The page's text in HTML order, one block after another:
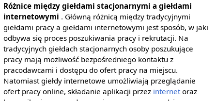
Różnice między giełdami stacjonarnymi a giełdami
internetowymi . Główną różnicą między tradycyjnymi
giełdami pracy a giełdami internetowymi jest sposób, w jaki
odbywa się proces poszukiwania pracy i rekrutacji. Na
tradycyjnych giełdach stacjonarnych osoby poszukujące
pracy mają możliwość bezpośredniego kontaktu z
pracodawcami i dostępu do ofert pracy na miejscu.
Natomiast giełdy internetowe umożliwiają przeglądanie
ofert pracy online, składanie aplikacji przez internetoraz